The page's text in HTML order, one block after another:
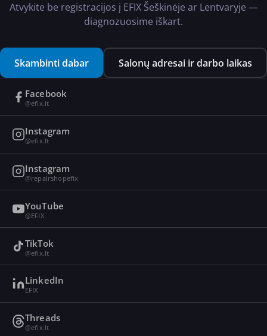
Atvykite be registracijos į EFIX Šeškinėje ar Lentvaryje —
diagnozuosime iškart.
Skambinti dabar Salonų adresai ir darbo laikas
Facebook
@efix.lt
Instagram
@efix.lt
Instagram
@repairshopefix
YouTube
@EFIX
TikTok
@efix.lt
LinkedIn
EFIX
Threads
@efix.lt